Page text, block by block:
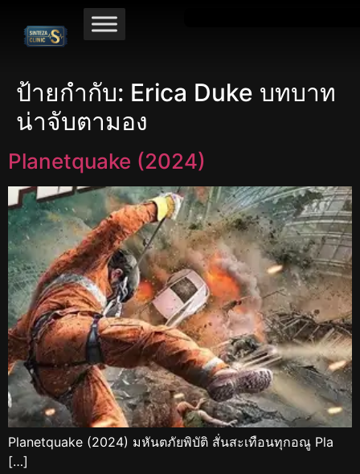
ป้ายกำกับ: Erica Duke บทบาท
น่าจับตามอง
Planetquake (2024)
Planetquake (2024) มหันตภัยพิบัติ สั่นสะเทือนทุกอณู Pla
[…]